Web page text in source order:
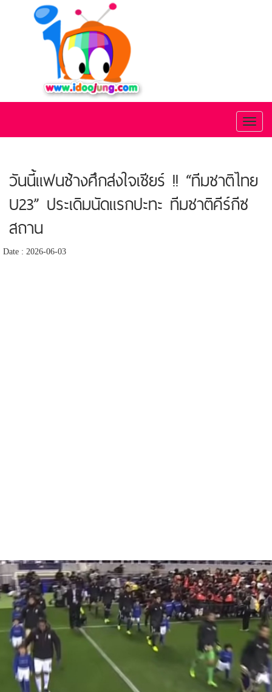
วันนี้แฟนช้างศึกส่งใจเชียร์ !! “ทีมชาติไทย
U23” ประเดิมนัดแรกปะทะ ทีมชาติคีร์กีซ
สถาน
Date : 2026-06-03